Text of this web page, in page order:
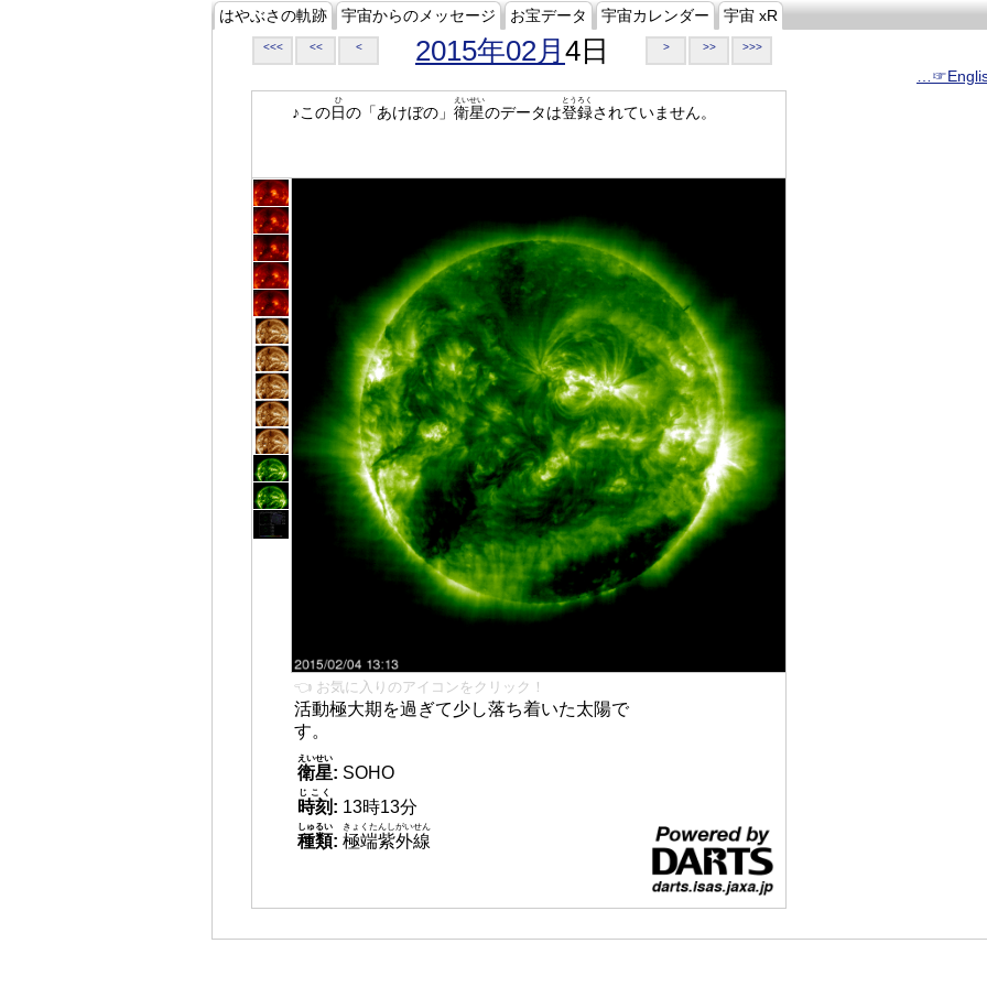
はやぶさの軌跡 宇宙からのメッセージ お宝データ 宇宙カレンダー 宇宙 xR
<<< << < 2015年02月 4日 > >> >>>
♪この日
ひ
の「あけぼの」 衛星
えいせい
のデータは登録
とうろく
されていません。
👈 お気に入りのアイコンをクリック！
活動極大期を過ぎて少し落ち着いた太陽で
す。
衛星
えいせい
: SOHO
時刻
じこく
: 13時13分
種類
しゅるい
: 極端紫外線
きょくたんしがいせん